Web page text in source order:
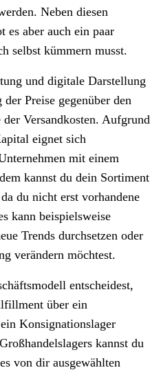
Neben diesen
es aber auch ein paar
selbst kümmern musst.
und digitale Darstellung
Preise gegenüber den
Versandkosten. Aufgrund
eignet sich
mit einem
kannst du dein Sortiment
du nicht erst vorhandene
kann beispielsweise
Trends durchsetzen oder
verändern möchtest.
entscheidest,
über ein
Konsignationslager
kannst du
von dir ausgewählten